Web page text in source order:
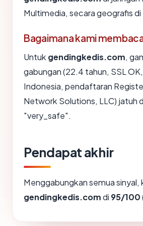
Multimedia, secara geografis di
Bagaimana kami
Untuk gendingkedis.com,
gabungan (22.4 tahun, SSL
Indonesia, pendaftaran
Network Solutions, LLC) jatuh
"very_safe".
Pendapat akhir
Menggabungkan semua sinyal,
gendingkedis.comdi 95/100